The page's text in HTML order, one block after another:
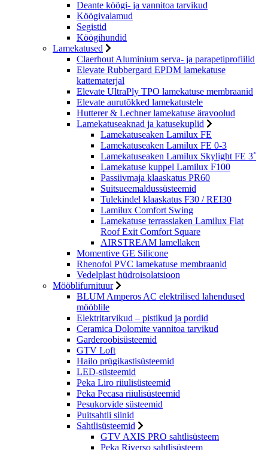
Deante köögi- ja vannitoa tarvikud
Köögivalamud
Segistid
Köögihundid
Lamekatused
Claerhout Aluminium serva- ja parapetiprofiilid
Elevate Rubbergard EPDM lamekatuse
kattematerjal
Elevate UltraPly TPO lamekatuse membraanid
Elevate aurutõkked lamekatustele
Hutterer & Lechner lamekatuse äravoolud
Lamekatuseaknad ja katusekuplid
Lamekatuseaken Lamilux FE
Lamekatuseaken Lamilux FE 0-3
Lamekatuseaken Lamilux Skylight FE 3˚
Lamekatuse kuppel Lamilux F100
Passiivmaja klaaskatus PR60
Suitsueemaldussüsteemid
Tulekindel klaaskatus F30 / REI30
Lamilux Comfort Swing
Lamekatuse terrassiaken Lamilux Flat
Roof Exit Comfort Square
AIRSTREAM lamellaken
Momentive GE Silicone
Rhenofol PVC lamekatuse membraanid
Vedelplast hüdroisolatsioon
Mööblifurnituur
BLUM Amperos AC elektrilised lahendused
mööblile
Elektritarvikud – pistikud ja pordid
Ceramica Dolomite vannitoa tarvikud
Garderoobisüsteemid
GTV Loft
Hailo prügikastisüsteemid
LED-süsteemid
Peka Liro riiulisüsteemid
Peka Pecasa riiulisüsteemid
Pesukorvide süsteemid
Puitsahtli siinid
Sahtlisüsteemid
GTV AXIS PRO sahtlisüsteem
Peka Riverso sahtlisüsteem